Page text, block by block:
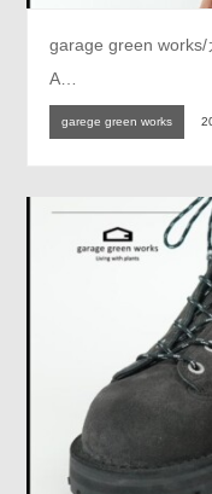
garage green works/
A…
garege green works